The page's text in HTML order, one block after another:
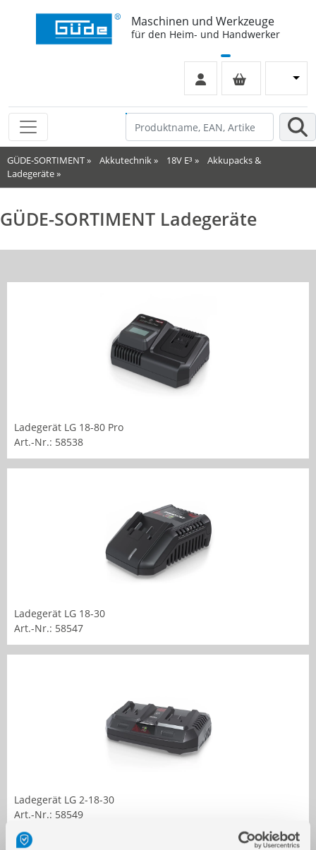
Maschinen und Werkzeuge
für den Heim- und Handwerker
GÜDE-SORTIMENT» Akkutechnik» 18V E³ » Akkupacks &
Ladegeräte»
GÜDE-SORTIMENT Ladegeräte
Ladegerät LG 18-80 Pro
Art.-Nr.: 58538
Ladegerät LG 18-30
Art.-Nr.: 58547
Ladegerät LG 2-18-30
Art.-Nr.: 58549